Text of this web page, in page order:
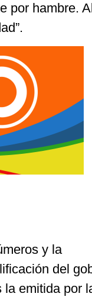
por hambre.
y la
del
la emitida por